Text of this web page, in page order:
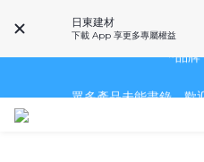
日東建材
下載 App 享更多專屬權益